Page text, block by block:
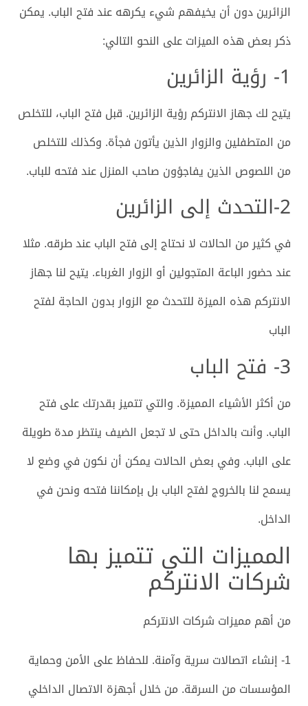
الزائرين دون أن يخيفهم شيء يكرهه عند فتح الباب. يمكن
ذكر بعض هذه الميزات على النحو التالي:
1- رؤية الزائرين
يتيح لك جهاز الانتركم رؤية الزائرين. قبل فتح الباب، للتخلص
من المتطفلين والزوار الذين يأتون فجأة. وكذلك للتخلص
من اللصوص الذين يفاجؤون صاحب المنزل عند فتحه للباب.
2-التحدث إلى الزائرين
في كثير من الحالات لا نحتاج إلى فتح الباب عند طرقه. مثلا
عند حضور الباعة المتجولين أو الزوار الغرباء. يتيح لنا جهاز
الانتركم هذه الميزة للتحدث مع الزوار بدون الحاجة لفتح
الباب
3- فتح الباب
من أكثر الأشياء المميزة. والتي تتميز بقدرتك على فتح
الباب. وأنت بالداخل حتى لا تجعل الضيف ينتظر مدة طويلة
على الباب. وفي بعض الحالات يمكن أن نكون في وضع لا
يسمح لنا بالخروج لفتح الباب بل بإمكاننا فتحه ونحن في
الداخل.
المميزات التي تتميز بها
شركات الانتركم
من أهم مميزات شركات الانتركم
1- إنشاء اتصالات سرية وآمنة. للحفاظ على الأمن وحماية
المؤسسات من السرقة. من خلال أجهزة الاتصال الداخلي